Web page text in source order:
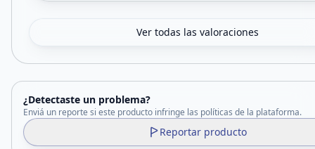
Ver todas las valoraciones
¿Detectaste un problema?
Enviá un reporte si este producto infringe las políticas de la plataforma.
Reportar producto